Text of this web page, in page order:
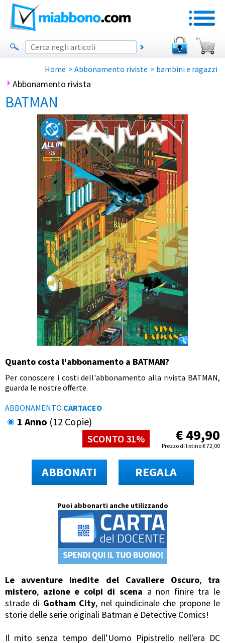
Home > Abbonamento riviste > bambini e ragazzi
Abbonamento rivista
BATMAN
Quanto costa l'abbonamento a BATMAN?
Per conoscere i costi dell'abbonamento alla rivista BATMAN,
guarda le nostre offerte.
ABBONAMENTO CARTACEO
1 Anno (12 Copie)
SCONTO 31%
€49,90
Prezzo di listino€72,00
ABBONATI REGALA
Puoi abbonarti anche utilizzando
Le avventure inedite del Cavaliere Oscuro, tra
mistero, azione e colpi di scena a non finire tra le
strade di Gotham City, nel quindicinale che propone le
storie delle serie originali Batman e Detective Comics!
Il mito senza tempo dell’Uomo Pipistrello nell'era DC